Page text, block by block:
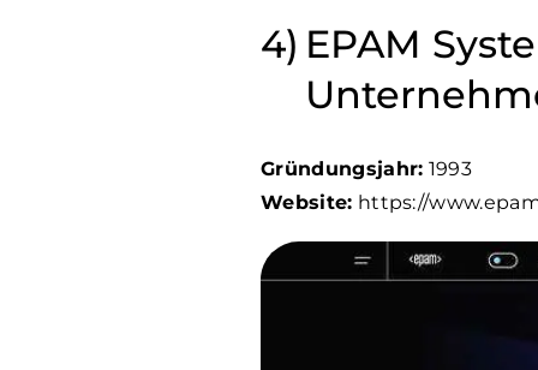
EPAM
Gründungsjahr: 1993
Website: https://